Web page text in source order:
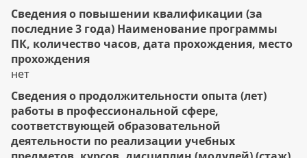
Сведения о повышении квалификации (за
последние 3 года) Наименование программы
ПК, количество часов, дата прохождения, место
прохождения
нет
Сведения о продолжительности опыта (лет)
работы в профессиональной сфере,
соответствующей образовательной
деятельности по реализации учебных